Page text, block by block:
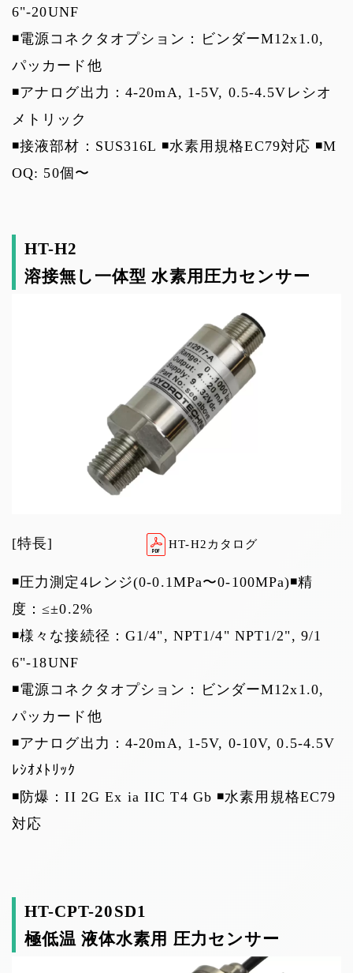
6"-20UNF
◾️電源コネクタオプション：ビンダーM12x1.0,
パッカード他
◾️アナログ出力：4-20mA, 1-5V, 0.5-4.5Vレシオ
メトリック
◾️接液部材：SUS316L ◾️水素用規格EC79対応 ◾️M
OQ: 50個〜
HT-H2
溶接無し一体型 水素用圧力センサー
[特長] HT-H2カタログ
◾️圧力測定4レンジ(0-0.1MPa〜0-100MPa)◾️精
度：≤±0.2%
◾️様々な接続径：G1/4", NPT1/4" NPT1/2", 9/1
6"-18UNF
◾️電源コネクタオプション：ビンダーM12x1.0,
パッカード他
◾️アナログ出力：4-20mA, 1-5V, 0-10V, 0.5-4.5V
ﾚｼｵﾒﾄﾘｯｸ
◾️防爆：II 2G Ex ia IIC T4 Gb ◾️水素用規格EC79
対応
HT-CPT-20SD1
極低温 液体水素用 圧力センサー